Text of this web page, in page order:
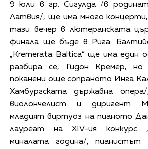
9 юли в гр. Сигулда /в
Латвия/, ще има много
тази вечер в лютеранската
финала ще бъде в Рига.
„Kremerata Baltica” ще има един
разбира се, Гидон Кремер, но
поканени още сопраното Инга
Хамбургската държавна
виолончелист и диригент
младият виртуоз на пианото
лауреат на XIV-ия конкурс
миналата година/, пианистът